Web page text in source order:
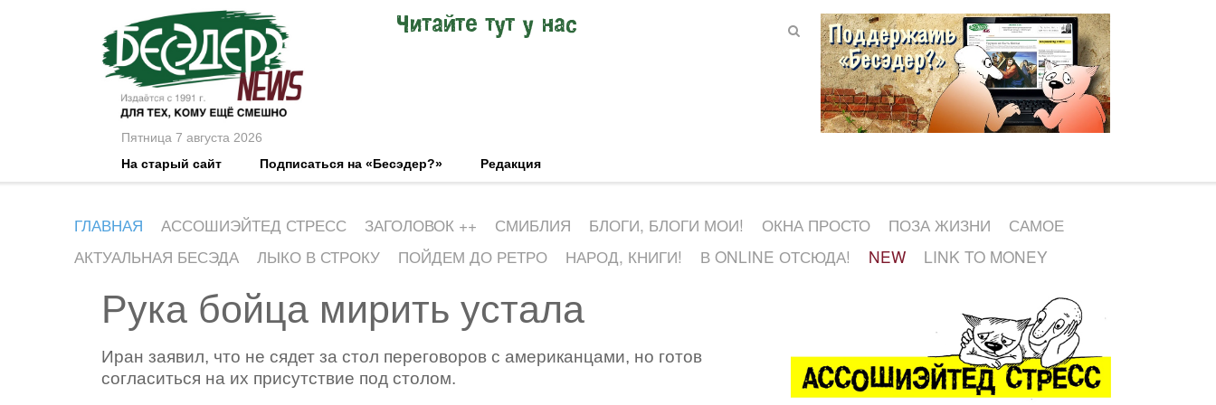
Пятница 7 августа 2026
Читайте тут у нас
На старый сайт Подписаться на «Бесэдер?» Редакция
ГЛАВНАЯ АССОШИЭЙТЕД СТРЕСС ЗАГОЛОВОК ++ СМИБЛИЯ БЛОГИ, БЛОГИ МОИ! ОКНА ПРОСТО ПОЗА ЖИЗНИ
САМОЕ
АКТУАЛЬНАЯ БЕСЭДА
ЛЫКО В СТРОКУ ПОЙДЕМ ДО РЕТРО НАРОД, КНИГИ! В ONLINE ОТСЮДА! NEW LINK TO MONEY
Рука бойца мирить устала
Иран заявил, что не сядет за стол переговоров с американцами, но готов
согласиться на их присутствие под столом.